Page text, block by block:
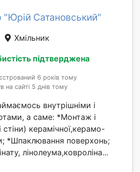
"Юрій Сатановський"
Хмільник
підтверджена
6 років тому
на сайті 5 днів тому
внутрішніми і
а саме: *Монтаж і
керамічної,керамо-
*Шпаклювання поверхонь;
лінолеума,ковроліна...